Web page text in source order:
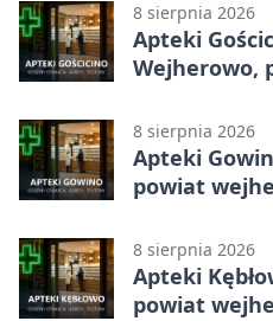
8 sierpnia 2026
Apteki
Wejherowo,
8 sierpnia 2026
Apteki
powiat
8 sierpnia 2026
Apteki
powiat